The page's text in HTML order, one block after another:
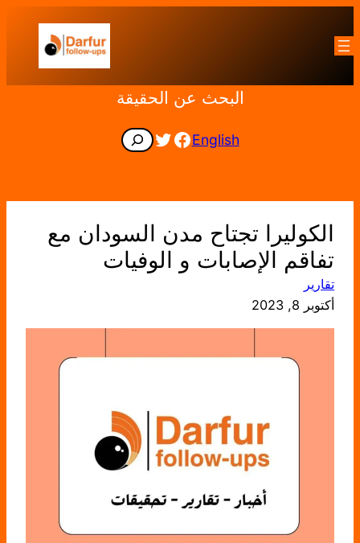
إلى
المحتوى
البحث عن الحقيقة
English
Facebook
Twitter
Search
الكوليرا تجتاح مدن السودان مع
تفاقم الإصابات و الوفيات
تقارير
أكتوبر 8, 2023